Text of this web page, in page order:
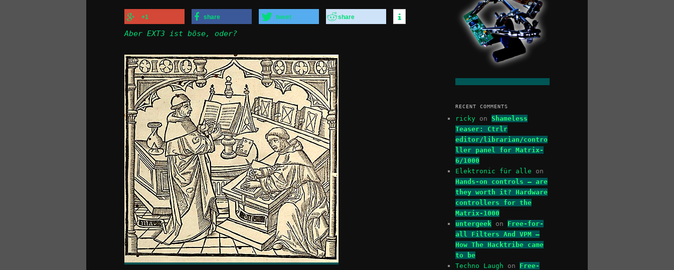
+1 share tweet share
Aber EXT3 ist böse, oder?
RECENT COMMENTS
ricky on Shameless
Teaser: Ctrlr
editor/librarian/contro
ller panel for Matrix-
6/1000
Elektronic für alle on
Hands-on controls – are
they worth it? Hardware
controllers for the
Matrix-1000
untergeek on Free-for-
all Filters And VPM –
How The Hacktribe came
to be
Techno Laugh on Free-